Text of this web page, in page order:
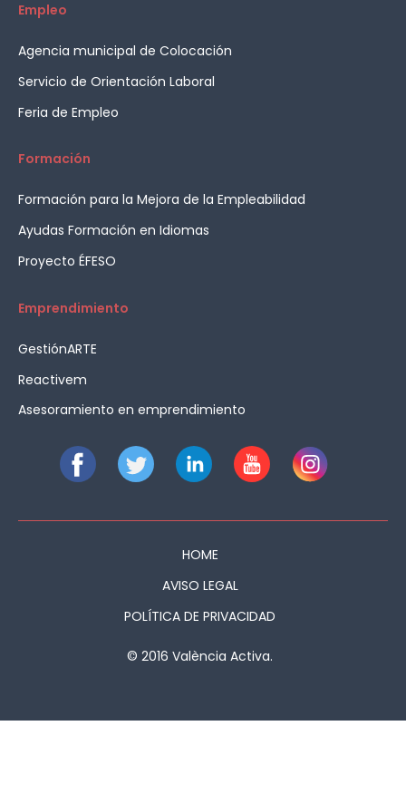
Empleo
Agencia municipal de Colocación
Servicio de Orientación Laboral
Feria de Empleo
Formación
Formación para la Mejora de la Empleabilidad
Ayudas Formación en Idiomas
Proyecto ÉFESO
Emprendimiento
GestiónARTE
Reactivem
Asesoramiento en emprendimiento
HOME
AVISO LEGAL
POLÍTICA DE PRIVACIDAD
© 2016 València Activa.